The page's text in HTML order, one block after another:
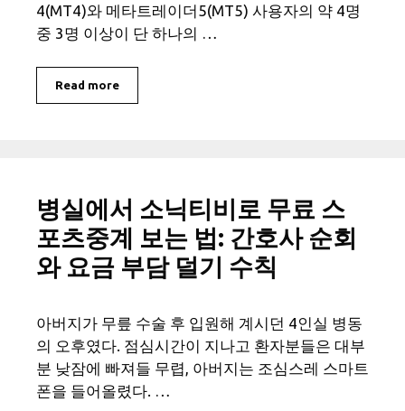
4(MT4)와 메타트레이더5(MT5) 사용자의 약 4명
중 3명 이상이 단 하나의 …
Read more
병실에서 소닉티비로 무료 스
포츠중계 보는 법: 간호사 순회
와 요금 부담 덜기 수칙
아버지가 무릎 수술 후 입원해 계시던 4인실 병동
의 오후였다. 점심시간이 지나고 환자분들은 대부
분 낮잠에 빠져들 무렵, 아버지는 조심스레 스마트
폰을 들어올렸다. …